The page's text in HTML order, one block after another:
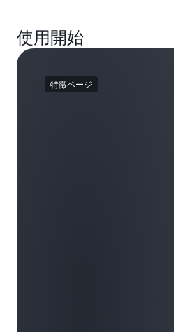
使用開始
特徴ページ